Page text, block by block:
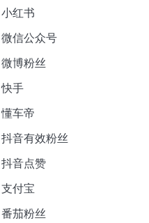
小红书
微信公众号
微博粉丝
快手
懂车帝
抖音有效粉丝
抖音点赞
支付宝
番茄粉丝